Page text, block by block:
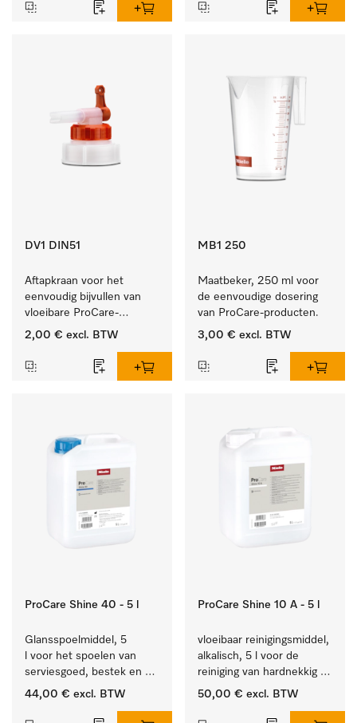
DV1 DIN51
Aftapkraan voor het
eenvoudig bijvullen van
vloeibare ProCare-
producten.
2,00 € excl. BTW
MB1 250
Maatbeker, 250 ml voor
de eenvoudige dosering
van ProCare-producten.
3,00 € excl. BTW
ProCare Shine 40 - 5 l
Glansspoelmiddel, 5
l voor het spoelen van
serviesgoed, bestek en
ideaal voor glazen.
44,00 € excl. BTW
ProCare Shine 10 A - 5 l
vloeibaar reinigingsmiddel,
alkalisch, 5 l voor de
reiniging van hardnekkig
vuil op serviesgoed,
50,00 € excl. BTW